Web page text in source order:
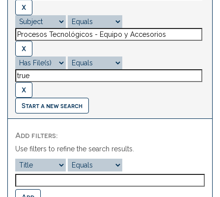
Start a new search
Add filters:
Use filters to refine the search results.